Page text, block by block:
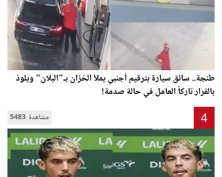
طنجة.. سائق سيارة بترقيم أجنبي يملأ الخزان بـ"البلان" ويلوذ
بالفرار تاركاً العامل في حالة صدمة!
5483 مشاهدة 4